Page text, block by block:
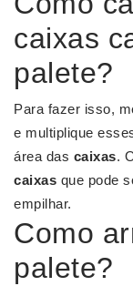
caixas
palete?
Para fazer isso,
e multiplique
área das caixas.
caixas que pode
empilhar.
Como
palete?